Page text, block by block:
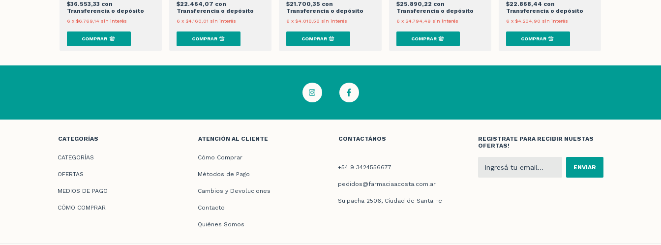
$36.553,33 con
Transferencia o depósito
6 x $6.769,14 sin interés
$22.464,07 con
Transferencia o depósito
6 x $4.160,01 sin interés
$21.700,35 con
Transferencia o depósito
6 x $4.018,58 sin interés
$25.890,22 con
Transferencia o depósito
6 x $4.794,49 sin interés
$22.868,44 con
Transferencia o depósito
6 x $4.234,90 sin interés
CATEGORÍAS
CATEGORÍAS
OFERTAS
MEDIOS DE PAGO
CÓMO COMPRAR
ATENCIÓN AL CLIENTE
Cómo Comprar
Métodos de Pago
Cambios y Devoluciones
Contacto
Quiénes Somos
CONTACTÁNOS
+54 9 3424556677
pedidos@farmaciaacosta.com.ar
Suipacha 2506, Ciudad de Santa Fe
REGISTRATE PARA RECIBIR NUESTAS
OFERTAS!